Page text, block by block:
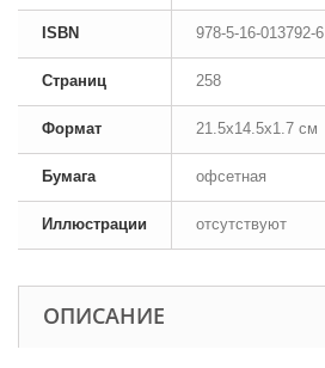
ISBN 978-5-16-013792-6
Страниц 258
Формат 21.5x14.5x1.7 см
Бумага офсетная
Иллюстрации отсутствуют
ОПИСАНИЕ